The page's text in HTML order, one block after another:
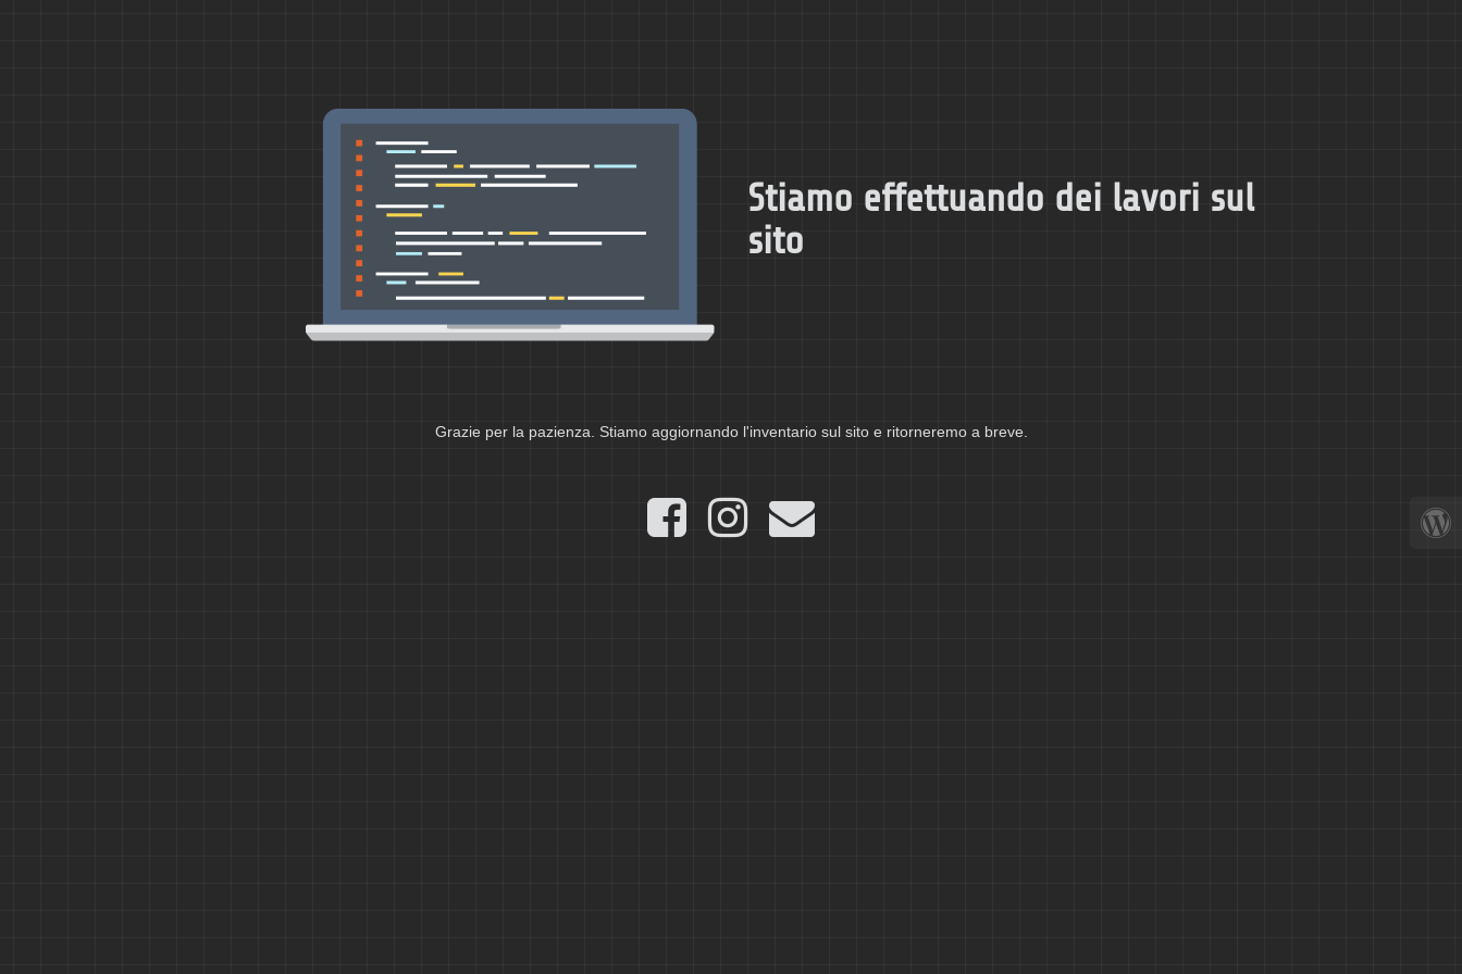
Stiamo effettuando dei lavori sul
sito
Grazie per la pazienza. Stiamo aggiornando l'inventario sul sito e ritorneremo a breve.